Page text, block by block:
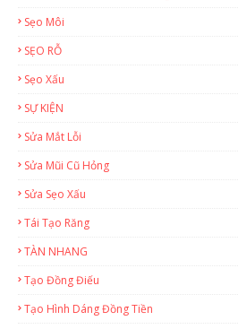
Sẹo Môi
SẸO RỖ
Sẹo Xấu
SỰ KIỆN
Sửa Mắt Lỗi
Sửa Mũi Cũ Hỏng
Sửa Sẹo Xấu
Tái Tạo Răng
TÀN NHANG
Tạo Đồng Điếu
Tạo Hình Dáng Đồng Tiền